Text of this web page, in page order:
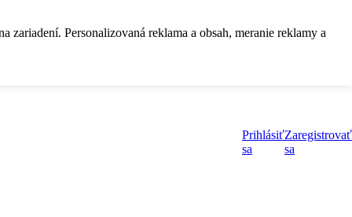
Personalizovaná reklama a obsah, meranie reklamy a
Prihlásiť
sa
Zaregistrovať
sa